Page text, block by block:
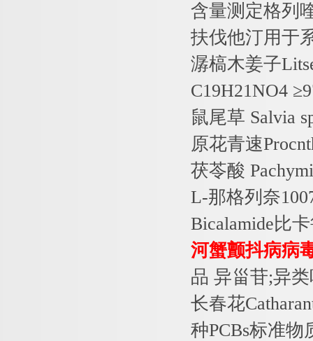
含量测定格列
扶伐他汀用于
潺槁木姜子
C19H21NO4 ≥
鼠尾草 Salvia
原花青速
茯苓酸
L-那格列奈
Bicalamide比
河蟹颤抖病病
品 异甾苷;异
长春花
种PCBs标准物